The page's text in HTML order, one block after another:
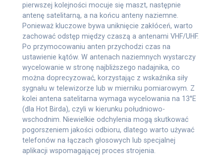
pierwszej kolejności mocuje się maszt, następnie
antenę satelitarną, a na końcu anteny naziemne.
Ponieważ kluczowe bywa uniknięcie zakłóceń, warto
zachować odstęp między czaszą a antenami VHF/UHF.
Po przymocowaniu anten przychodzi czas na
ustawienie kątów. W antenach naziemnych wystarczy
wycelowanie w stronę najbliższego nadajnika, co
można doprecyzować, korzystając z wskaźnika siły
sygnału w telewizorze lub w mierniku pomiarowym. Z
kolei antena satelitarna wymaga wycelowania na 13°E
(dla Hot Birda), czyli w kierunku południowo-
wschodnim. Niewielkie odchylenia mogą skutkować
pogorszeniem jakości odbioru, dlatego warto używać
telefonów na łączach głosowych lub specjalnej
aplikacji wspomagającej proces strojenia.